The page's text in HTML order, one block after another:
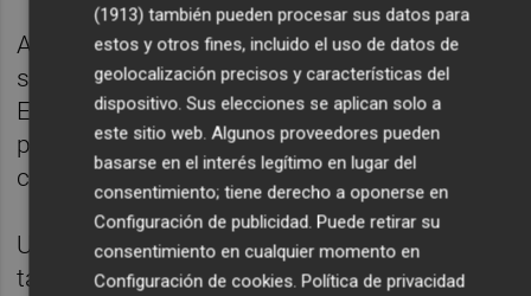
Antes se accedía a este itinerario por
solicitud dentro del antiguo programa
EURUJI, pero este año, por primera vez, el
programa se selecciona por preinscripción y
cuenta con 18 plazas.
Un total de 13 grados de la oferta académica
también inician nuevos planes de estudios
(1913)también pueden procesar sus datos para
estos y otros fines, incluido el uso de datos de
geolocalización precisos y características del
dispositivo. Sus elecciones se aplican solo a
este sitio web. Algunos proveedores pueden
basarse en el interés legítimo en lugar del
consentimiento; tiene derecho a oponerse en
Configuración de publicidad. Puede retirar su
consentimiento en cualquier momento en
Configuración de cookies. Política de privacidad